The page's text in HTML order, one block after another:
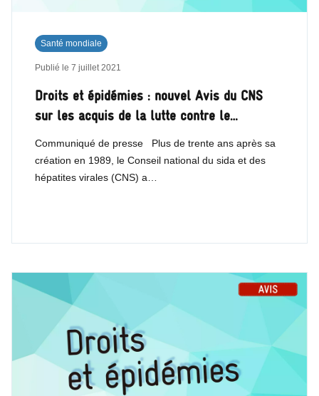
Droits et épidémies : nouvel Avis du CNS
sur les acquis de la lutte contre le…
Communiqué de presse Plus de trente ans après sa
création en 1989, le Conseil national du sida et des
hépatites virales (CNS) a…
Santé mondiale
Publié le 7 juillet 2021